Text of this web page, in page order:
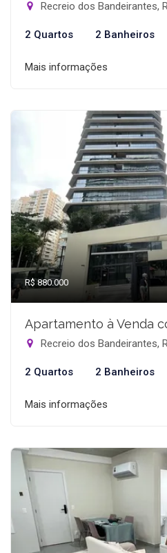
Recreio dos Bandeirantes,
2 Quartos 2 Banheiros
Mais informações
R$ 880.000
Apartamento à Venda
Recreio dos Bandeirantes,
2 Quartos 2 Banheiros
Mais informações